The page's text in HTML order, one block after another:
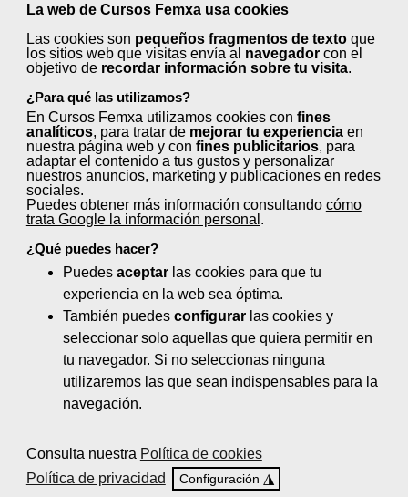
La web de Cursos Femxa usa cookies
Las cookies son pequeños fragmentos de textoque
los sitios web que visitas envía al navegadorcon el
objetivo de recordar información sobre tu visita.
¿Para qué las utilizamos?
En Cursos Femxa utilizamos cookies con fines
analíticos, para tratar de mejorar tu experienciaen
nuestra página web y con fines publicitarios, para
adaptar el contenido a tus gustos y personalizar
nuestros anuncios, marketing y publicaciones en redes
sociales.
Puedes obtener más información consultando cómo
trata Google la información personal .
¿Qué puedes hacer?
Puedes aceptarlas cookies para que tu
experiencia en la web sea óptima.
También puedes configurarlas cookies y
seleccionar solo aquellas que quiera permitir en
tu navegador. Si no seleccionas ninguna
utilizaremos las que sean indispensables para la
navegación.
Consulta nuestra Política de cookies
Política de privacidad
Configuración ◮
Próximos inicios en
septiembre ¡Elige tu curso!
Animación turística (50 horas)
Control de quejas y reclamaciones (20
horas)
El servicio de comidas en centros
sanitarios y sociosanitarios (100 horas)
Gestión de la calidad de servicio en el
sector de la hostelería (40 horas)
Logística en bar: Aprovisionamiento y
almacenaje de alimentos y bebidas (35
horas)
Organización de eventos y protocolo (65
horas)